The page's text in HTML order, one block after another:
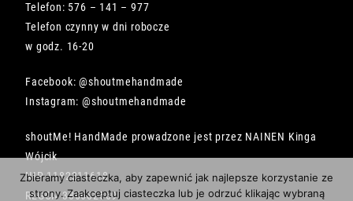
Telefon: 576 – 141 – 977
Telefon czynny w dni robocze
w godz. 16-20
Facebook: @shoutmehandmade
Instagram: @shoutmehandmade
shoutMe! HandMade prowadzone jest przez NAINEN Kinga
Wójcik
NIP 1182211618
REGON 386682569
Zbieramy ciasteczka, aby zapewnić jak najlepsze korzystanie ze
strony. Zaakceptuj ciasteczka lub je odrzuć klikając wybraną